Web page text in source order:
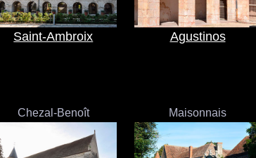
Saint-Ambroix Agustinos
Chezal-Benoît Maisonnais